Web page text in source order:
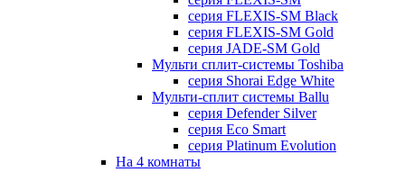
серия FLEXIS-SM Black
серия FLEXIS-SM Gold
серия JADE-SM Gold
Мульти сплит-системы Toshiba
серия Shorai Edge White
Мульти-сплит системы Ballu
серия Defender Silver
серия Eco Smart
серия Platinum Evolution
На 4 комнаты